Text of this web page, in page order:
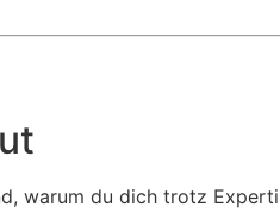
warum du dich trotz